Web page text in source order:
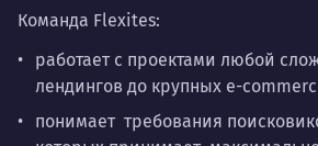
Команда Flexites:
работает с проектами любой
лендингов до крупных e-
понимает требования